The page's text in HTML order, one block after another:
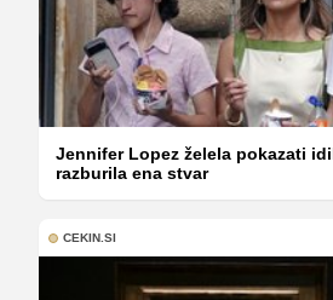
Jennifer Lopez želela pokazati
razburila ena stvar
CEKIN.SI